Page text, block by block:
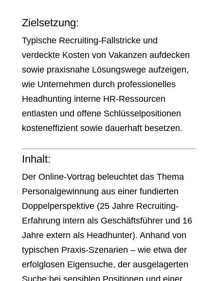
Zielsetzung:
Typische Recruiting-Fallstricke und
verdeckte Kosten von Vakanzen aufdecken
sowie praxisnahe Lösungswege aufzeigen,
wie Unternehmen durch professionelles
Headhunting interne HR-Ressourcen
entlasten und offene Schlüsselpositionen
kosteneffizient sowie dauerhaft besetzen.
Inhalt:
Der Online-Vortrag beleuchtet das Thema
Personalgewinnung aus einer fundierten
Doppelperspektive (25 Jahre Recruiting-
Erfahrung intern als Geschäftsführer und 16
Jahre extern als Headhunter). Anhand von
typischen Praxis-Szenarien – wie etwa der
erfolglosen Eigensuche, der ausgelagerten